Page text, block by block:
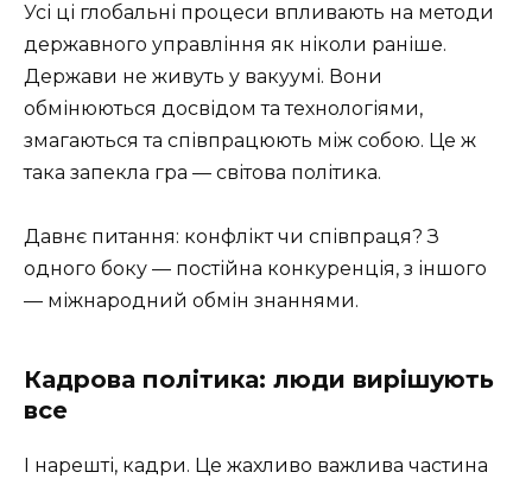
Усі ці глобальні процеси впливають на методи
державного управління як ніколи раніше.
Держави не живуть у вакуумі. Вони
обмінюються досвідом та технологіями,
змагаються та співпрацюють між собою. Це ж
така запекла гра — світова політика.
Давнє питання: конфлікт чи співпраця? З
одного боку — постійна конкуренція, з іншого
— міжнародний обмін знаннями.
Кадрова політика: люди вирішують
все
І нарешті, кадри. Це жахливо важлива частина